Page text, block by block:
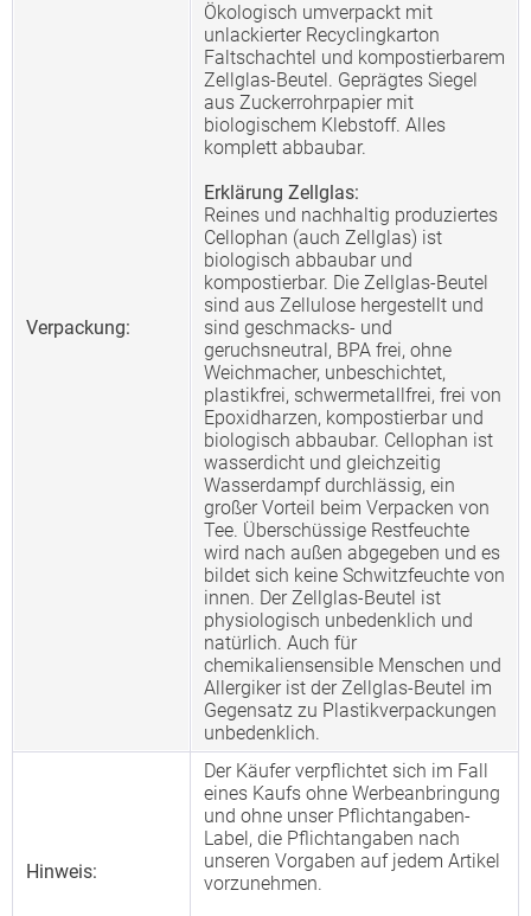
Verpackung:
Ökologisch umverpackt mit
unlackierter Recyclingkarton
Faltschachtel und kompostierbarem
Zellglas-Beutel. Geprägtes Siegel
aus Zuckerrohrpapier mit
biologischem Klebstoff. Alles
komplett abbaubar.
Erklärung Zellglas:
Reines und nachhaltig produziertes
Cellophan (auch Zellglas) ist
biologisch abbaubar und
kompostierbar. Die Zellglas-Beutel
sind aus Zellulose hergestellt und
sind geschmacks- und
geruchsneutral, BPA frei, ohne
Weichmacher, unbeschichtet,
plastikfrei, schwermetallfrei, frei von
Epoxidharzen, kompostierbar und
biologisch abbaubar. Cellophan ist
wasserdicht und gleichzeitig
Wasserdampf durchlässig, ein
großer Vorteil beim Verpacken von
Tee. Überschüssige Restfeuchte
wird nach außen abgegeben und es
bildet sich keine Schwitzfeuchte von
innen. Der Zellglas-Beutel ist
physiologisch unbedenklich und
natürlich. Auch für
chemikaliensensible Menschen und
Allergiker ist der Zellglas-Beutel im
Gegensatz zu Plastikverpackungen
unbedenklich.
Hinweis:
Der Käufer verpflichtet sich im Fall
eines Kaufs ohne Werbeanbringung
und ohne unser Pflichtangaben-
Label, die Pflichtangaben nach
unseren Vorgaben auf jedem Artikel
vorzunehmen.